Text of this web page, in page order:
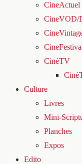
CineActuel
CineVOD/
CinéTV
Culture
Livres
Mini-
Planches
Expos
Edito